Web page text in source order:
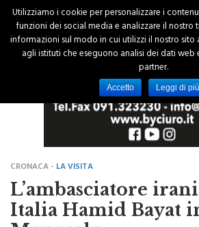
CRONACA -LA VISITA
L’ambasciatore
Italia Hamid Bayat
Monreale
Utilizziamo i cookie per personalizzare i
funzioni dei social media e analizzare il
informazioni sul modo in cui utilizzi il nostro
agli istituti che eseguono analisi dei dati web
partner.
Accetto Leggi di più